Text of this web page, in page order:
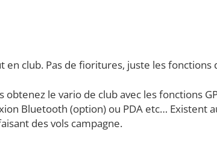
club. Pas de fioritures, juste les fonctions
le vario de club avec les fonctions
Bluetooth (option) ou PDA etc… Existent
des vols campagne.